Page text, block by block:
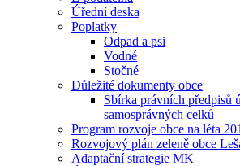
Úřední deska
Poplatky
Odpad a psi
Vodné
Stočné
Důležité dokumenty obce
Sbírka právních předpisů
samosprávných celků
Program rozvoje obce na léta
Rozvojový plán zeleně obce
Adaptační strategie MK